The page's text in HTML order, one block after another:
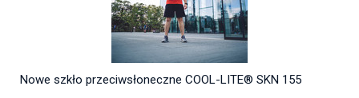
Nowe szkło przeciwsłoneczne COOL-LITE® SKN 155